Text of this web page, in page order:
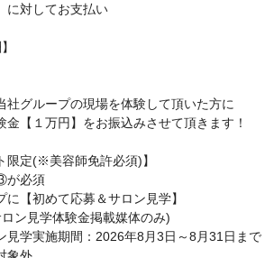
に対してお支払い
社グループの現場を体験して頂いた方に
金【１万円】をお振込みさせて頂きます！
限定(※美容師免許必須)】
が必須
【初めて応募＆サロン見学】
ン見学体験金掲載媒体のみ)
学実施期間：2026年8月3日～8月31日まで
象外